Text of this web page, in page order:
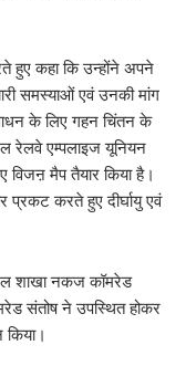
हुए कहा कि उन्होंने अपने
समस्याओं एवं उनकी मांग
के लिए गहन चिंतन के
रेलवे एम्पलाइज यूनियन
मैप तैयार किया है।
करते हुए दीर्घायु एवं
शाखा नकज कॉमरेड
संतोष ने उपस्थित होकर